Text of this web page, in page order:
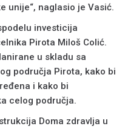
unije“, naglasio je Vasić.
investicija
Pirota Miloš Colić.
u skladu sa
područja Pirota, kako bi
i kako bi
celog područja.
Doma zdravlja u